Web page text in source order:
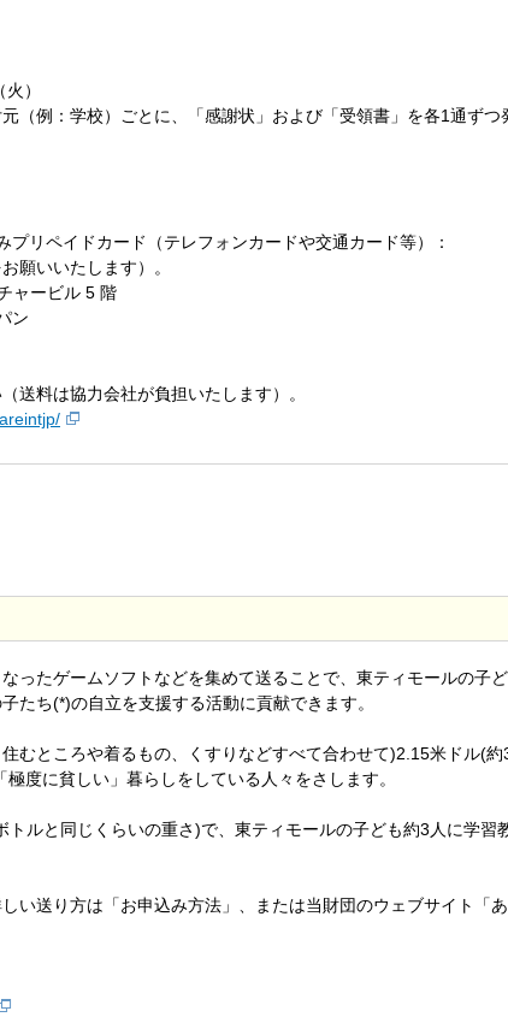
）
（例：学校）ごとに、「感謝状」および「受領書」を各1通ずつ
プリペイドカード（テレフォンカードや交通カード等）：
願いいたします）。
ャービル 5 階
ン
送料は協力会社が負担いたします）。
ったゲームソフトなどを集めて送ることで、東ティモールの子
たち(*)の自立を支援する活動に貢献できます。
むところや着るもの、くすりなどすべて合わせて)2.15米ドル(約
度に貧しい」暮らしをしている人々をさします。
ルと同じくらいの重さ)で、東ティモールの子ども約3人に学習
い送り方は「お申込み方法」、または当財団のウェブサイト「